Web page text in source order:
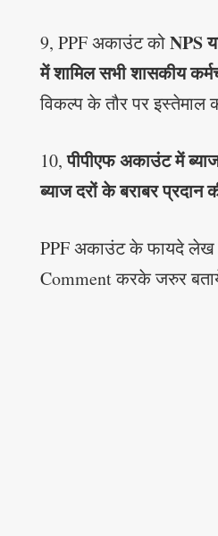
9, PPF अकाउंट कोNPS
में शामिल सभी शासकीय
विकल्प के तौर पर
10,पीपीएफ अकाउंट में
ब्याज दरों के बराबर प्रदान
PPF अकाउंट के फायदे
Comment करके जरुर